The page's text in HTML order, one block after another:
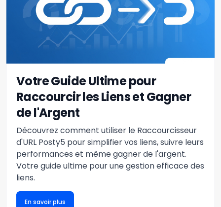
Votre Guide Ultime pour
Raccourcir les Liens et Gagner
de l'Argent
Découvrez comment utiliser le Raccourcisseur
d'URL Posty5 pour simplifier vos liens, suivre leurs
performances et même gagner de l'argent.
Votre guide ultime pour une gestion efficace des
liens.
En savoir plus